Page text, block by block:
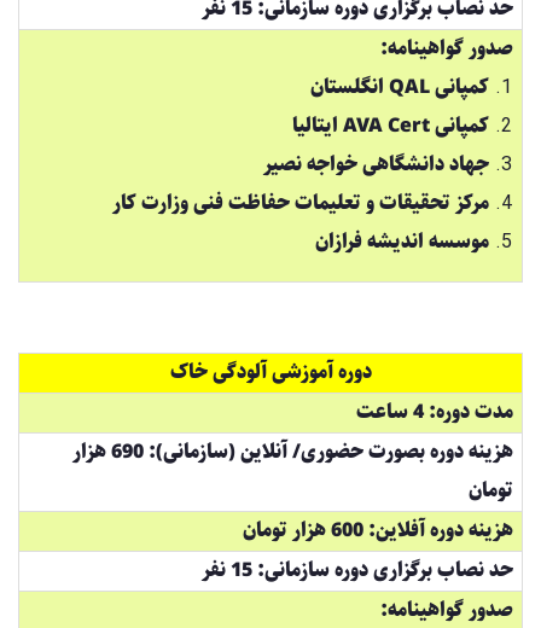
حد نصاب برگزاری دوره سازمانی: 15 نفر
صدور گواهینامه:
کمپانی QAL انگلستان
کمپانی AVA Cert ایتالیا
جهاد دانشگاهی خواجه نصیر
مرکز تحقیقات و تعلیمات حفاظت فنی وزارت کار
موسسه اندیشه فرازان
دوره آموزشی آلودگی خاک
مدت دوره: 4 ساعت
هزینه دوره بصورت حضوری/ آنلاین (سازمانی): 690 هزار
تومان
هزینه دوره آفلاین: 600 هزار تومان
حد نصاب برگزاری دوره سازمانی: 15 نفر
صدور گواهینامه: